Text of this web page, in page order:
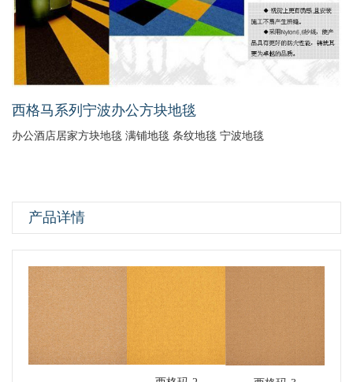
西格马系列宁波办公方块地毯
办公酒店居家方块地毯 满铺地毯 条纹地毯 宁波地毯
产品详情